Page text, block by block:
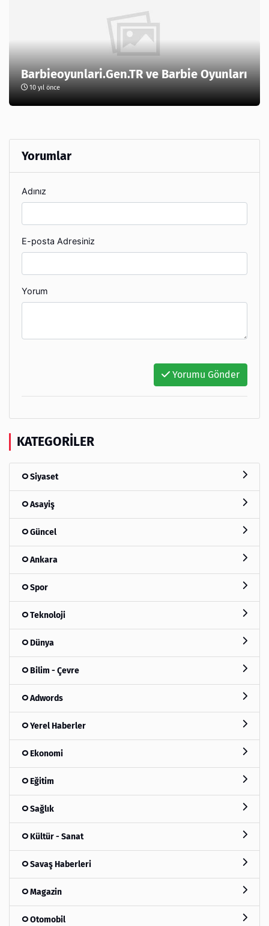
Barbieoyunlari.Gen.TR ve Barbie Oyunları
10 yıl önce
Yorumlar
Adınız
E-posta Adresiniz
Yorum
Yorumu Gönder
KATEGORILER
Siyaset
Asayiş
Güncel
Ankara
Spor
Teknoloji
Dünya
Bilim - Çevre
Adwords
Yerel Haberler
Ekonomi
Eğitim
Sağlık
Kültür - Sanat
Savaş Haberleri
Magazin
Otomobil